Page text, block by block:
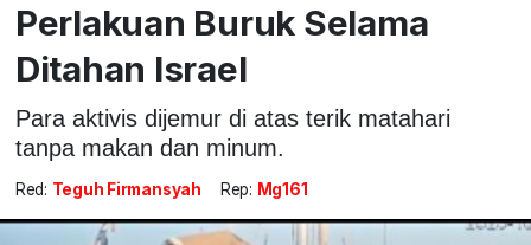
Perlakuan Buruk Selama
Ditahan Israel
Para aktivis dijemur di atas terik matahari
tanpa makan dan minum.
Red: Teguh Firmansyah Rep: Mg161